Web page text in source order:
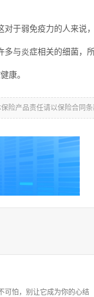
于弱免疫力的人来说，
炎症相关的细菌，所
康。
险产品责任请以保险合同条
可怕，别让它成为你的心结